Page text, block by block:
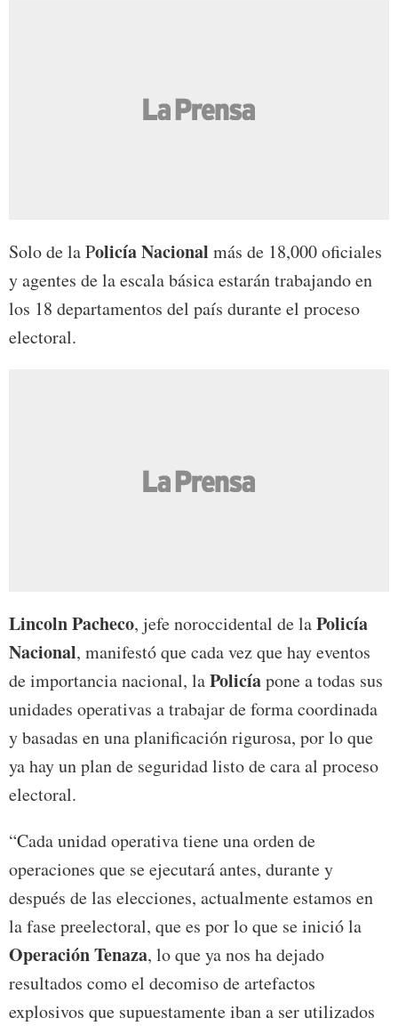
Solo de la Policía Nacional más de 18,000 oficiales
y agentes de la escala básica estarán trabajando en
los 18 departamentos del país durante el proceso
electoral.
Lincoln Pacheco, jefe noroccidental de laPolicía
Nacional, manifestó que cada vez que hay eventos
de importancia nacional, laPolicíapone a todas sus
unidades operativas a trabajar de forma coordinada
y basadas en una planificación rigurosa, por lo que
ya hay un plan de seguridad listo de cara al proceso
electoral.
“Cada unidad operativa tiene una orden de
operaciones que se ejecutará antes, durante y
después de las elecciones, actualmente estamos en
la fase preelectoral, que es por lo que se inició la
Operación Tenaza, lo que ya nos ha dejado
resultados como el decomiso de artefactos
explosivos que supuestamente iban a ser utilizados